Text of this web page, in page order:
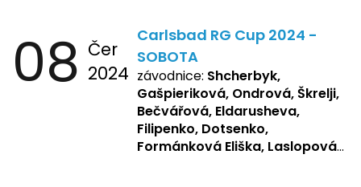
08 Čer
2024
Carlsbad RG Cup 2024 -
SOBOTA
závodnice: Shcherbyk,
Gašpieriková, Ondrová, Škrelji,
Bečvářová, Eldarusheva,
Filipenko, Dotsenko,
Formánková Eliška, Laslopová